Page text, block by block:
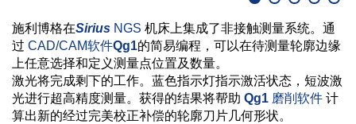
施利博格在Sirius NGS 机床上集成了非接触测量系统。通
过 CAD/CAM软件Qg1的简易编程，可以在待测量轮廓边缘
上任意选择和定义测量点位置及数量。
激光将完成剩下的工作。蓝色指示灯指示激活状态，短波激
光进行超高精度测量。获得的结果将帮助 Qg1 磨削软件 计
算出新的经过完美校正补偿的轮廓刀片几何形状。